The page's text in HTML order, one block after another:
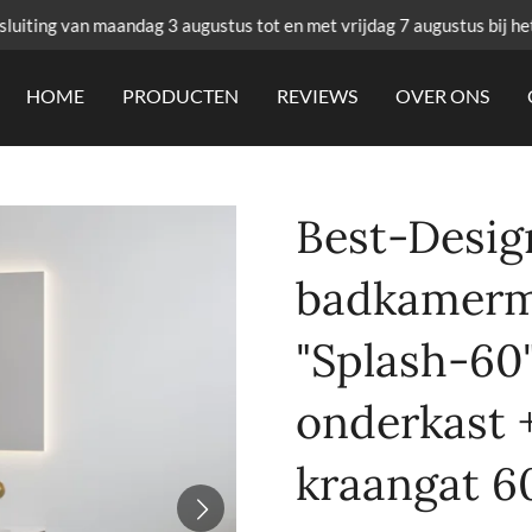
van maandag 3 augustus tot en met vrijdag 7 augustus bij
HOME PRODUCTEN REVIEWS OVER ONS
Best-
"Splash-
onderkast
kraangat